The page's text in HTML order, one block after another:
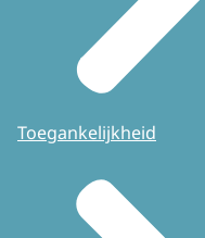
Toegankelijkheid